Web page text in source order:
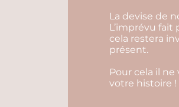
La devise de
L’imprévu
cela restera
présent.
Pour cela il
votre histoire !